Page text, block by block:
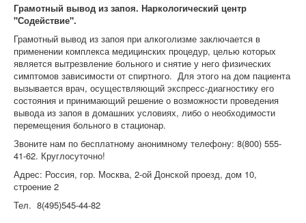
Грамотный вывод из запоя. Наркологический центр
"Содействие".
Грамотный вывод из запоя при алкоголизме заключается в
применении комплекса медицинских процедур, целью которых
является вытрезвление больного и снятие у него физических
симптомов зависимости от спиртного. Для этого на дом пациента
вызывается врач, осуществляющий экспресс-диагностику его
состояния и принимающий решение о возможности проведения
вывода из запоя в домашних условиях, либо о необходимости
перемещения больного в стационар.
Звоните нам по бесплатному анонимному телефону: 8(800) 555-
41-62. Круглосуточно!
Адрес: Россия, гор. Москва, 2-ой Донской проезд, дом 10,
строение 2
Тел. 8(495)545-44-82